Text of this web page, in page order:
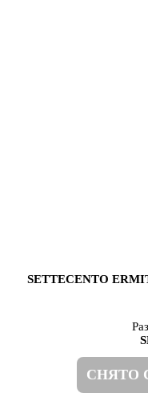
SETTECENTO
СНЯТО